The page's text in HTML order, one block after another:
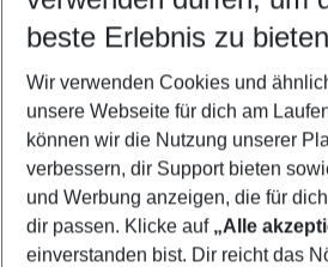
5-8 Nächte
2 Erwachsene Keine Kinder
Mehr Filter
beste Erlebnis zu
Wir verwenden Cookies und
unsere Webseite für dich am
können wir die Nutzung unserer
verbessern, dir Support bieten
und Werbung anzeigen, die für
dir passen. Klicke auf „Alle
einverstanden bist. Dir reicht das